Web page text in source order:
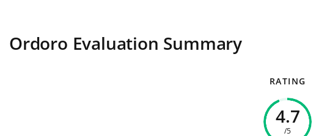
Ordoro Evaluation Summary
RATING
4.7
/5